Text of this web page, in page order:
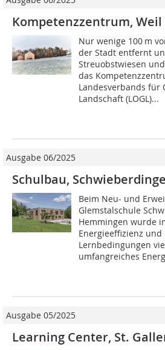
Kompetenzzentrum,
Nur wenige 100 m
der Stadt entfernt
Streuobstwiesen
das
Landesverbands für
Landschaft (LOGL)...
Ausgabe 06/2025
Schulbau,
Beim Neu- und
Glemstalschule
Hemmingen wurde
Energieeffizienz
Lernbedingungen
umfangreiches
Ausgabe 05/2025
Learning Center, St.